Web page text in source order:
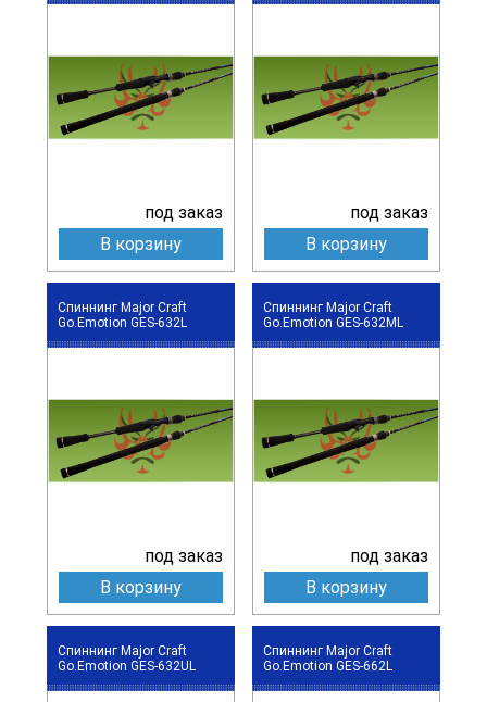
под заказ
В корзину
под заказ
В корзину
Спиннинг Major Craft
Go.Emotion GES-632L
под заказ
В корзину
Спиннинг Major Craft
Go.Emotion GES-632ML
под заказ
В корзину
Спиннинг Major Craft
Go.Emotion GES-632UL
Спиннинг Major Craft
Go.Emotion GES-662L